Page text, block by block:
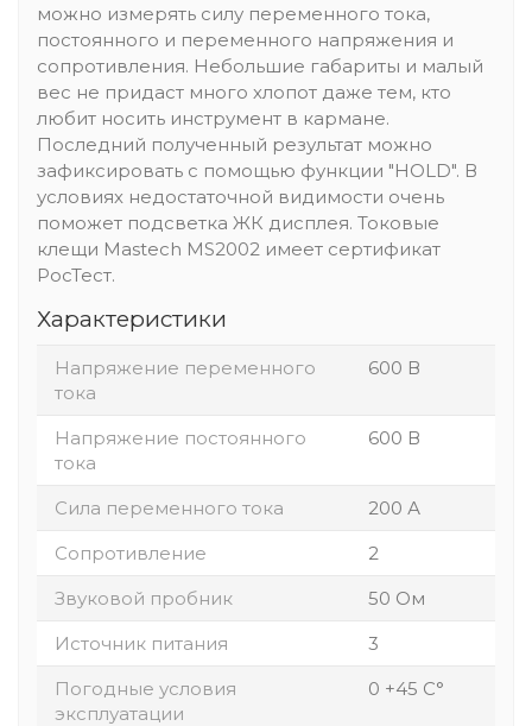
можно измерять силу переменного тока,
постоянного и переменного напряжения и
сопротивления. Небольшие габариты и малый
вес не придаст много хлопот даже тем, кто
любит носить инструмент в кармане.
Последний полученный результат можно
зафиксировать с помощью функции "HOLD". В
условиях недостаточной видимости очень
поможет подсветка ЖК дисплея. Токовые
клещи Mastech MS2002 имеет сертификат
РосТест.
Характеристики
Напряжение переменного
тока
600 В
Напряжение постоянного
тока
600 В
Сила переменного тока
200 А
Сопротивление
2
Звуковой пробник
50 Ом
Источник питания
3
Погодные условия
эксплуатации
0 +45 С°